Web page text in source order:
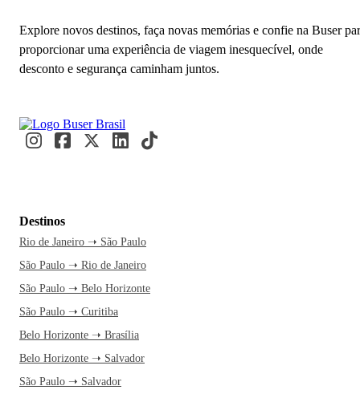
Explore novos destinos, faça novas memórias e confie na Buser
proporcionar uma experiência de viagem inesquecível, onde
desconto e segurança caminham juntos.
Destinos
Rio de Janeiro ➝ São Paulo
São Paulo ➝ Rio de Janeiro
São Paulo ➝ Belo Horizonte
São Paulo ➝ Curitiba
Belo Horizonte ➝ Brasília
Belo Horizonte ➝ Salvador
São Paulo ➝ Salvador